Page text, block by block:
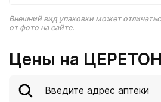
Внешний вид упаковки может
от фото на сайте.
Цены на